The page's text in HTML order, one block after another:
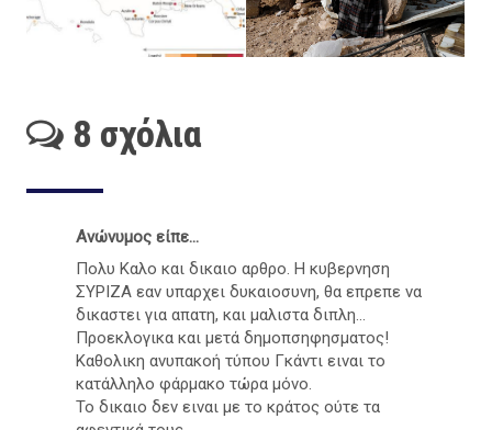
8 σχόλια
Ανώνυμος είπε...
Πολυ Καλο και δικαιο αρθρο. Η κυβερνηση
ΣΥΡΙΖΑ εαν υπαρχει δυκαιοσυνη, θα επρεπε να
δικαστει για απατη, και μαλιστα διπλη...
Προεκλογικα και μετά δημοπσηφησματος!
Καθολικη ανυπακοή τύπου Γκάντι ειναι το
κατάλληλο φάρμακο τώρα μόνο.
Το δικαιο δεν ειναι με το κράτος ούτε τα